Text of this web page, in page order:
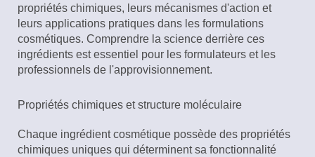
propriétés chimiques, leurs mécanismes d'action et
leurs applications pratiques dans les formulations
cosmétiques. Comprendre la science derrière ces
ingrédients est essentiel pour les formulateurs et les
professionnels de l'approvisionnement.
Propriétés chimiques et structure moléculaire
Chaque ingrédient cosmétique possède des propriétés
chimiques uniques qui déterminent sa fonctionnalité